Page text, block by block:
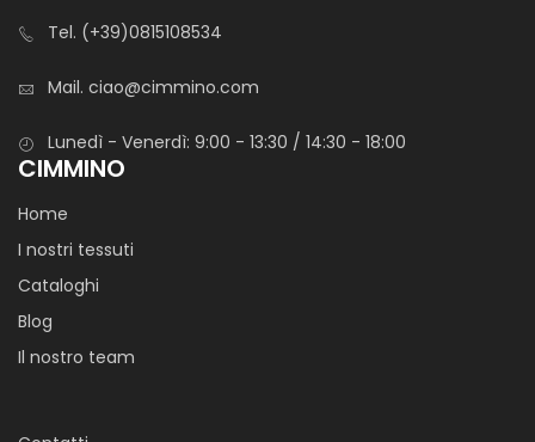
Tel. (+39)0815108534
Mail. ciao@cimmino.com
Lunedì - Venerdì: 9:00 - 13:30 / 14:30 - 18:00
CIMMINO
Home
I nostri tessuti
Cataloghi
Blog
Il nostro team